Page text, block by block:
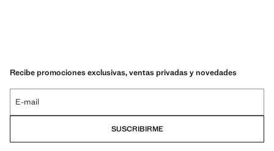
Recibe promociones exclusivas, ventas privadas y novedades
E-mail
SUSCRIBIRME